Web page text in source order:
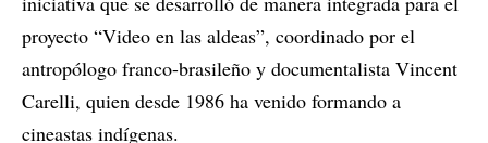
proyecto “Video en las aldeas”, coordinado por el
antropólogo franco-brasileño y documentalista Vincent
Carelli, quien desde 1986 ha venido formando a
cineastas indígenas.